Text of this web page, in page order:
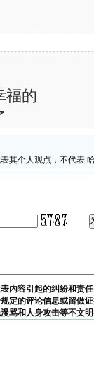
福的
其个人观点，不代表
内容引起的纠纷和责
定的评论信息或留做
骂和人身攻击等不文